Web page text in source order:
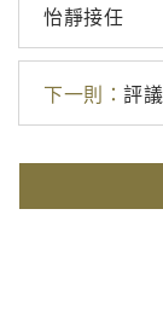
怡靜接任
下一則： 評